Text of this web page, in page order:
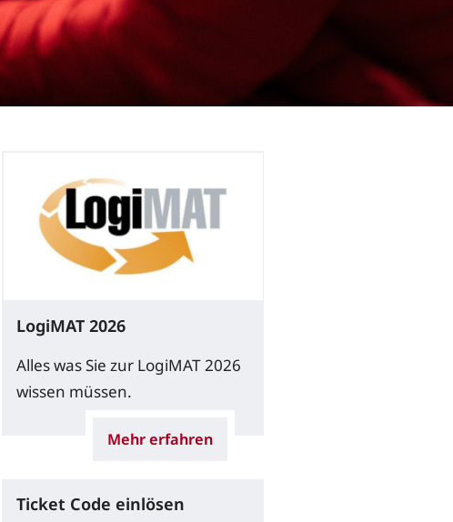
LogiMAT 2026
Alles was Sie zur LogiMAT 2026
wissen müssen.
Mehr erfahren
Ticket Code einlösen